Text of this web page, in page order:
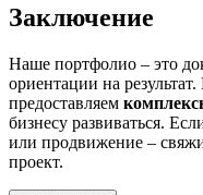
Заключение
Наше портфолио – это
ориентации на
предоставляем
бизнесу развиваться.
или продвижение –
проект.